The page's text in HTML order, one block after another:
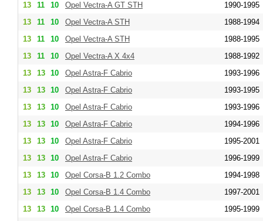
13
11 10 Opel Vectra-A GT STH
1990-1995
13
11 10 Opel Vectra-A STH
1988-1994
13
11 10 Opel Vectra-A STH
1988-1995
13
11 10 Opel Vectra-A X 4x4
1988-1992
13
13 10 Opel Astra-F Cabrio
1993-1996
13
13 10 Opel Astra-F Cabrio
1993-1995
13
13 10 Opel Astra-F Cabrio
1993-1996
13
13 10 Opel Astra-F Cabrio
1994-1996
13
13 10 Opel Astra-F Cabrio
1995-2001
13
13 10 Opel Astra-F Cabrio
1996-1999
13
13 10 Opel Corsa-B 1.2 Combo
1994-1998
13
13 10 Opel Corsa-B 1.4 Combo
1997-2001
13
13 10 Opel Corsa-B 1.4 Combo
1995-1999